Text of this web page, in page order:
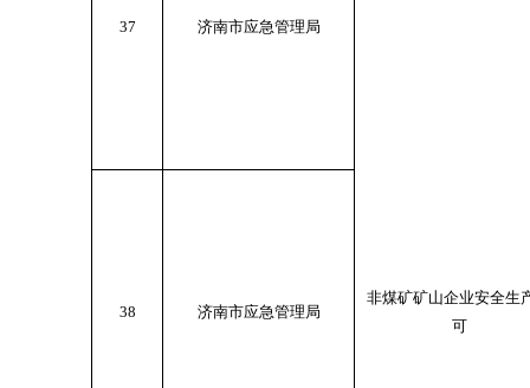
37 济南市应急管理局
非煤矿矿山企业安全生
可
38 济南市应急管理局